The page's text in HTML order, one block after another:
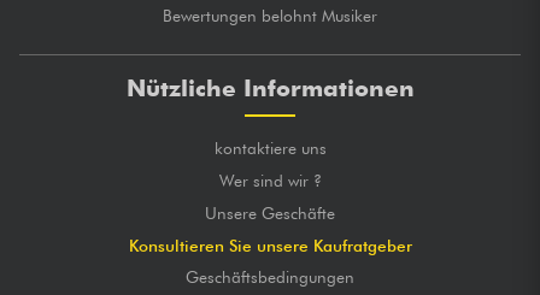
Bewertungen belohnt Musiker
Nützliche Informationen
kontaktiere uns
Wer sind wir ?
Unsere Geschäfte
Konsultieren Sie unsere Kaufratgeber
Geschäftsbedingungen